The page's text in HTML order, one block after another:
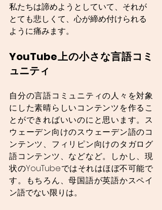
私たちは諦めようとしていて、それが
とても悲しくて、心が締め付けられる
ように痛みます。
YouTube上の小さな言語コミ
ュニティ
自分の言語コミュニティの人々を対象
にした素晴らしいコンテンツを作るこ
とができればいいのにと思います。ス
ウェーデン向けのスウェーデン語のコ
ンテンツ、フィリピン向けのタガログ
語コンテンツ、などなど。しかし、現
状のYouTubeではそれはほぼ不可能で
す。もちろん、母国語が英語かスペイ
ン語でない限りは。